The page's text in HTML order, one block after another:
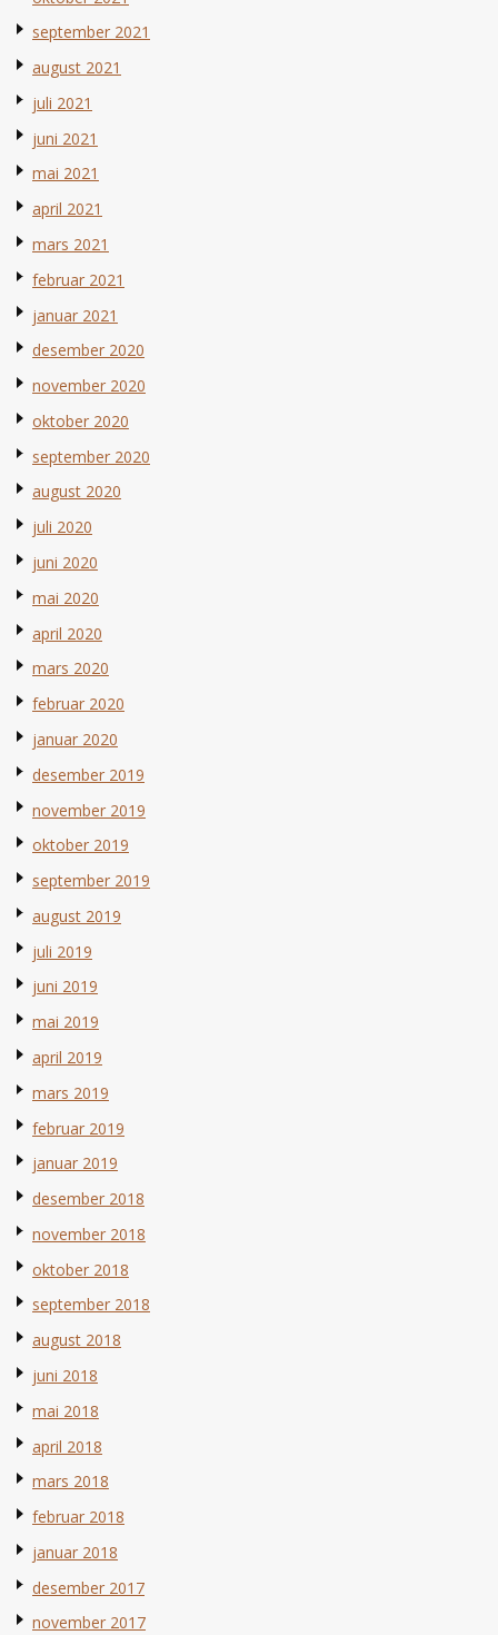
september 2021
august 2021
juli 2021
juni 2021
mai 2021
april 2021
mars 2021
februar 2021
januar 2021
desember 2020
november 2020
oktober 2020
september 2020
august 2020
juli 2020
juni 2020
mai 2020
april 2020
mars 2020
februar 2020
januar 2020
desember 2019
november 2019
oktober 2019
september 2019
august 2019
juli 2019
juni 2019
mai 2019
april 2019
mars 2019
februar 2019
januar 2019
desember 2018
november 2018
oktober 2018
september 2018
august 2018
juni 2018
mai 2018
april 2018
mars 2018
februar 2018
januar 2018
desember 2017
november 2017